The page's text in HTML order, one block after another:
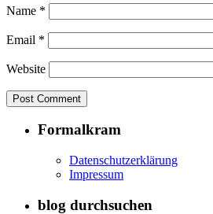
Name *
Email *
Website
Formalkram
Datenschutzerklärung
Impressum
blog durchsuchen